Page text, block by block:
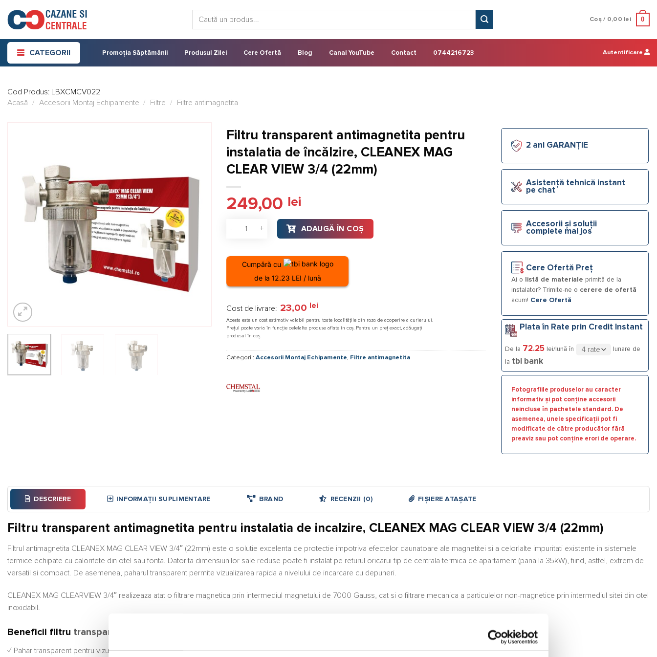
content
Coș / 0,00 lei 0
CATEGORII Promoția Săptămânii Produsul Zilei Cere Ofertă Blog Canal YouTube Contact 0744216723 Autentificare
Cod Produs:
LBXCMCV022
Acasă
/ Accesorii Montaj Echipamente / Filtre / Filtre antimagnetita
Filtru transparent antimagnetita pentru
instalatia de încălzire, CLEANEX MAG
CLEAR VIEW 3/4 (22mm)
249,00 lei
Cantitate Filtru transparent antimagnetita pentru instalatia de încălzire, CLEANEX MAG CLEAR VIEW 3/4 (22mm)
ADAUGĂ ÎN COȘ
Cumpără cu
de la 12.23 LEI / lună
Cost de livrare: 23,00 lei
Acesta este un cost estimativ valabil pentru toate localitățile din raza de acoperire a curierului.
Prețul poate varia în funcție celelalte produse aflate în coș. Pentru un preț exact, adăugați
produsul în coș.
Categorii: Accesorii Montaj Echipamente, Filtre antimagnetita
2 ani GARANȚIE
Asistență tehnică instant
pe chat
Accesorii și soluții
complete mai jos
Cere Ofertă Preț
Ai o listă de materiale primită de la
instalator? Trimite-ne o cerere de ofertă
acum! Cere Ofertă
Plata în Rate prin Credit Instant
De la 72.25 lei/lună în
lunare de
la tbi bank
Fotografiile produselor au caracter
informativ și pot conține accesorii
neincluse în pachetele standard. De
asemenea, unele specificații pot fi
modificate de către producător fără
preaviz sau pot conține erori de operare.
DESCRIERE INFORMAȚII SUPLIMENTARE BRAND RECENZII (0) FIȘIERE ATAȘATE
Filtru transparent antimagnetita pentru instalatia de incalzire, CLEANEX MAG CLEAR VIEW 3/4 (22mm)
Filtrul antimagnetita CLEANEX MAG CLEAR VIEW 3/4″ (22mm) este o solutie excelenta de protectie impotriva efectelor daunatoare ale magnetitei si a celorlalte impuritati existente in sistemele
termice echipate cu calorifete din otel sau fonta. Datorita dimensiunilor sale reduse poate fi instalat pe returul oricarui tip de centrala termica de apartament (pana la 35kW), fiind, astfel, extrem de
versatil si compact. De asemenea, paharul transparent permite vizualizarea rapida a nivelului de incarcare cu depuneri.
CLEANEX MAG CLEARVIEW 3/4″ realizeaza atat o filtrare magnetica prin intermediul magnetului de 7000 Gauss, cat si o filtrare mecanica a particulelor non-magnetice prin intermediul sitei din otel
inoxidabil.
Beneficii filtru transparent
✓ Pahar transparent pentru vizualizarea rapida a depunerilor